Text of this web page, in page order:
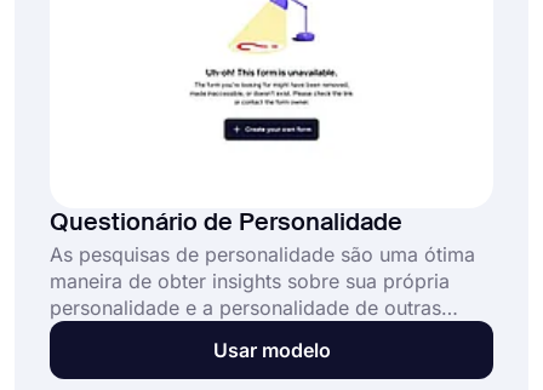
Questionário de Personalidade
As pesquisas de personalidade são uma ótima
maneira de obter insights sobre sua própria
personalidade e a personalidade de outras
pessoas. Crie sua pesquisa usando o modelo
de pesquisa de personalidade gratuito do
Usar modelo